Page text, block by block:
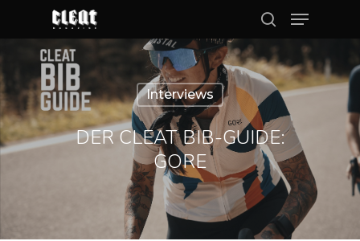
Hit enter to search or ESC to close
Interviews
DER CLEAT BIB-GUIDE:
GORE